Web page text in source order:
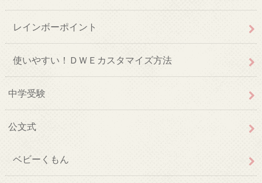
レインボーポイント
使いやすい！ＤＷＥカスタマイズ方法
中学受験
公文式
ベビーくもん